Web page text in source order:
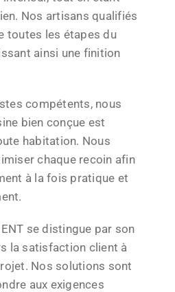
Nos artisans qualifiés
toutes les étapes du
ainsi une finition
compétents, nous
bien conçue est
habitation. Nous
chaque recoin afin
à la fois pratique et
se distingue par son
la satisfaction client à
Nos solutions sont
aux exigences